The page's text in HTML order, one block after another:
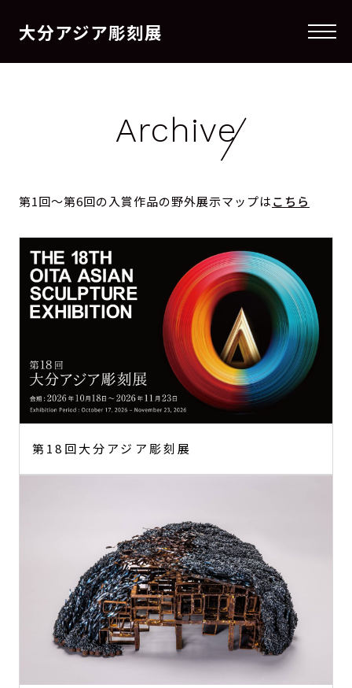
大分アジア彫刻展 メニ
Archive
第1回～第6回の入賞作品の野外展示マップはこちら
第18回大分アジア彫刻展